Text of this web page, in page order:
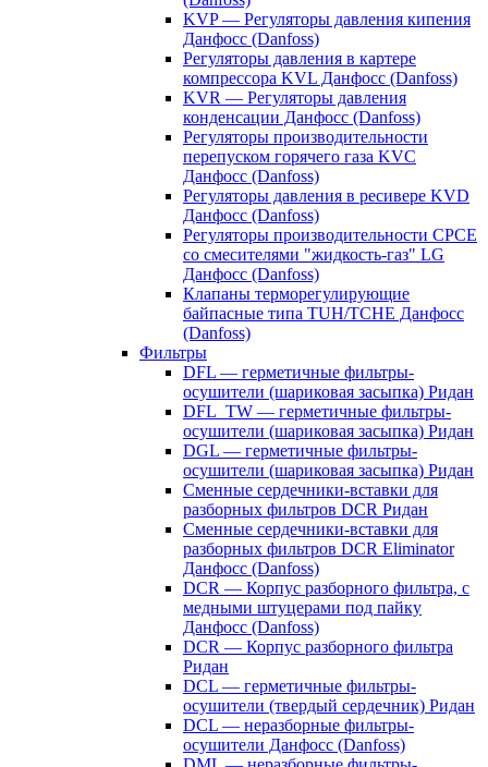
KVP — Регуляторы давления кипения
Данфосс (Danfoss)
Регуляторы давления в картере
компрессора KVL Данфосс (Danfoss)
KVR — Регуляторы давления
конденсации Данфосс (Danfoss)
Регуляторы производительности
перепуском горячего газа KVC
Данфосс (Danfoss)
Регуляторы давления в ресивере KVD
Данфосс (Danfoss)
Регуляторы производительности CPCE
со смесителями "жидкость-газ" LG
Данфосс (Danfoss)
Клапаны терморегулирующие
байпасные типа TUH/TCHE Данфосс
(Danfoss)
Фильтры
DFL — герметичные фильтры-
осушители (шариковая засыпка) Ридан
DFL_TW — герметичные фильтры-
осушители (шариковая засыпка) Ридан
DGL — герметичные фильтры-
осушители (шариковая засыпка) Ридан
Сменные сердечники-вставки для
разборных фильтров DCR Ридан
Сменные сердечники-вставки для
разборных фильтров DCR Eliminator
Данфосс (Danfoss)
DCR — Корпус разборного фильтра, с
медными штуцерами под пайку
Данфосс (Danfoss)
DCR — Корпус разборного фильтра
Ридан
DCL — герметичные фильтры-
осушители (твердый сердечник) Ридан
DCL — неразборные фильтры-
осушители Данфосс (Danfoss)